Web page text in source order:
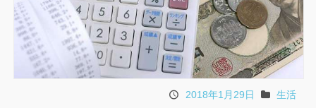
投2018年1月29日
カ生活